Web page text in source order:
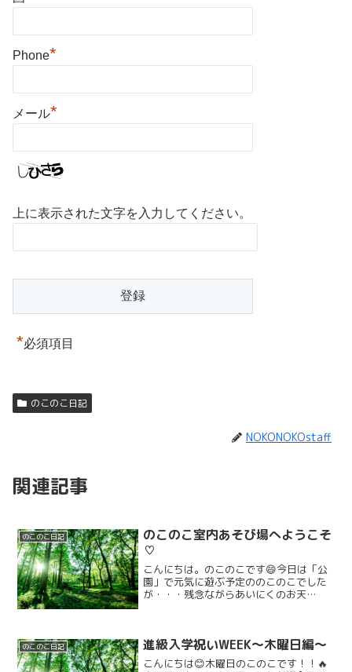
Phone*
メール*
上に表示された文字を入力してください。
*必須項目
のこのこ日記
NOKONOKOstaff
関連記事
のこのこ日記
のこのこ室内あそび場へようこそ
♡
こんにちは。のこのこです😄今日は「公
園」で元気に遊ぶ予定ののこのこでした
が・・・残念ながらあいにくのお天
のこのこのお友達の良い...
のこのこ日記 進級入学祝いWEEK〜木曜日編〜
こんにちは😊木曜日のこのこです！！🔥